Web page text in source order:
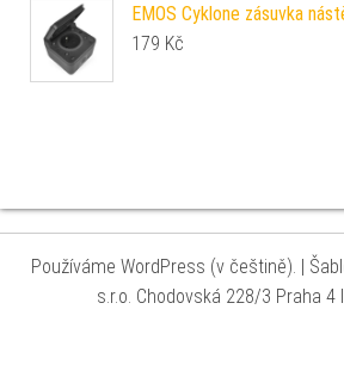
EMOS Cyklone zásuvka
179 Kč
Používáme WordPress (v češtině). |
s.r.o. Chodovská 228/3 Praha 4